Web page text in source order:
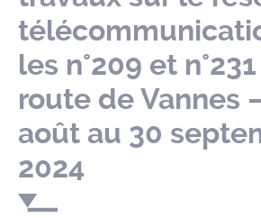
les n°209 et
route de Vannes
août au 30
2024